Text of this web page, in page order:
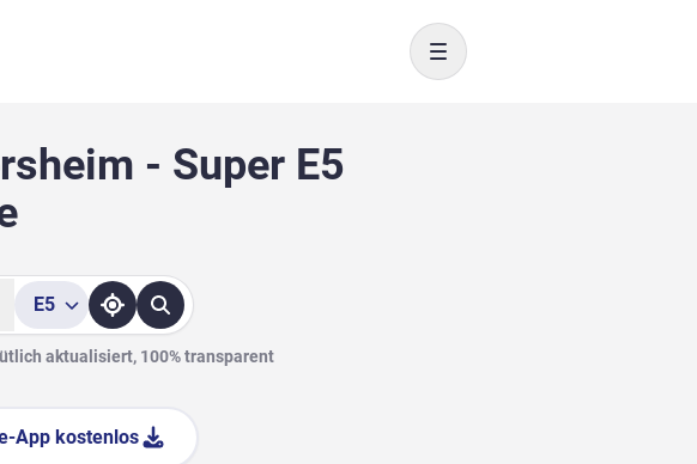
Toggle navigation
- Super E5
E5
aktualisiert, 100% transparent
App kostenlos